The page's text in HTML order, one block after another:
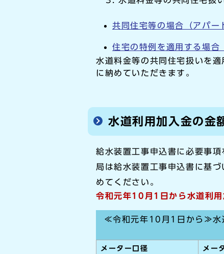
共同住宅等の場合（アパー
住宅の特例を適用する場合
水道料金等の共同住宅扱いを
に納めていただきます。
水道利用加入金の金
給水装置工事申込書に必要事
局は給水装置工事申込書に基
めてください。
令和元年10月1日から水道利
≪令和元年10月1日から≫水
メーター口径 メー